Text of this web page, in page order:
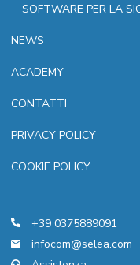
SOFTWARE PER LA
NEWS
ACADEMY
CONTATTI
PRIVACY POLICY
COOKIE POLICY
+39 0375889091
infocom@selea.com